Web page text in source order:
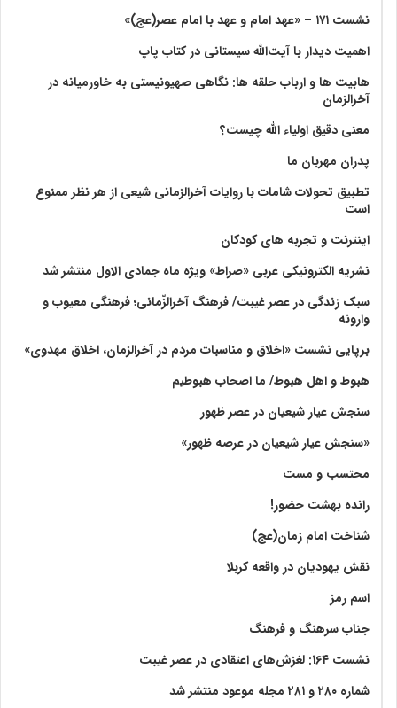
نشست ۱۷۱ – «عهد امام و عهد با امام عصر(عج)»
اهمیت دیدار با آیت‌الله سیستانی در کتاب پاپ
هابیت ها و ارباب حلقه ها: نگاهی صهیونیستی به خاورمیانه در
آخرالزمان
معنی دقیق اولیاء الله چیست؟
پدران مهربان ما
تطبیق تحولات شامات با روایات آخرالزمانی شیعی از هر نظر ممنوع
است
اینترنت و تجربه های کودکان
نشریه الکترونیکی عربی «صراط» ویژه ماه جمادی الاول منتشر شد
سبک زندگی در عصر غیبت/ فرهنگ آخرالزّمانی؛ فرهنگی معیوب و
وارونه
برپایی نشست «اخلاق و مناسبات مردم در آخرالزمان، اخلاق مهدوی»
هبوط و اهل هبوط/ ما اصحاب هبوطیم
سنجش عیار شیعیان در عصر ظهور
«سنجش عیار شیعیان در عرصه ظهور»
محتسب و مست
رانده بهشت‌ حضور!
شناخت امام زمان(عج)
نقش یهودیان در واقعه کربلا
اسم رمز
جناب سرهنگ و فرهنگ
نشست ۱۶۴: لغزش‌های اعتقادی در عصر غیبت
شماره ۲۸۰ و ۲۸۱ مجله موعود منتشر شد